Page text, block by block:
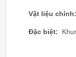
Vật liệu chính:
Đặc biệt: